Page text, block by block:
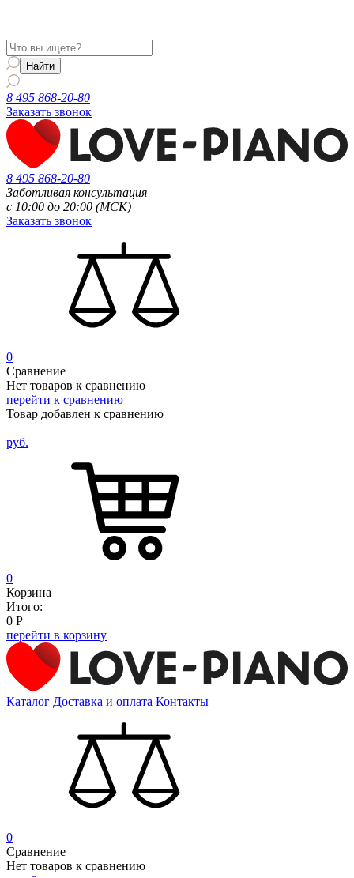
8 495 868-20-80
Заказать звонок
8 495 868-20-80
Заботливая консультация
с 10:00 до 20:00 (МСК)
Заказать звонок
0
Сравнение
Нет товаров к сравнению
перейти к сравнению
Товар добавлен к сравнению
руб.
0
Корзина
Итого:
0 Р
перейти в корзину
Каталог Доставка и оплата Контакты
0
Сравнение
Нет товаров к сравнению